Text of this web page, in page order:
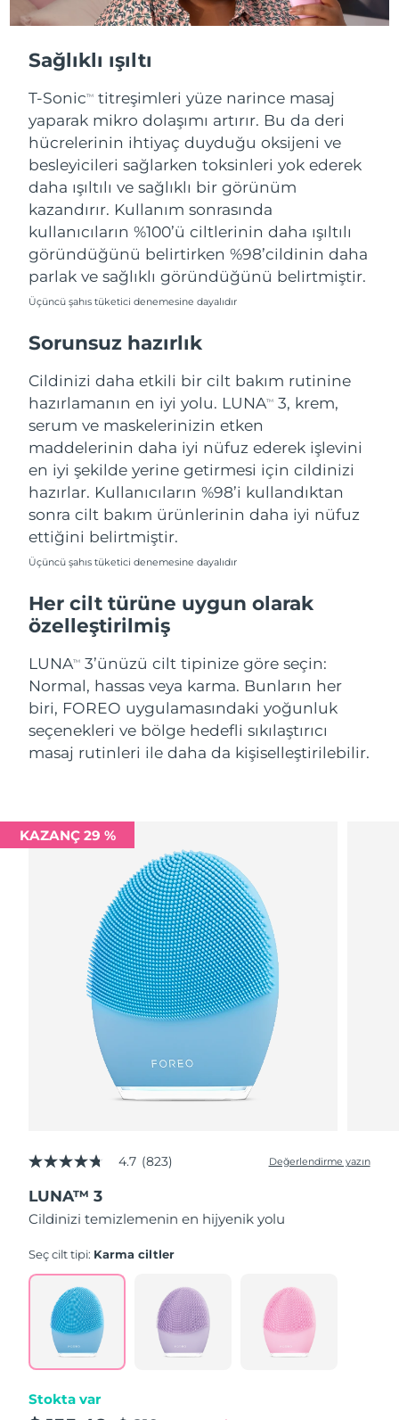
Sağlıklı ışıltı
T-SonicTM
titreşimleri yüze narince masaj
yaparak mikro dolaşımı artırır. Bu da deri
hücrelerinin ihtiyaç duyduğu oksijeni ve
besleyicileri sağlarken toksinleri yok ederek
daha ışıltılı ve sağlıklı bir görünüm
kazandırır. Kullanım sonrasında
kullanıcıların %100’ü ciltlerinin daha ışıltılı
göründüğünü belirtirken %98’cildinin daha
parlak ve sağlıklı göründüğünü belirtmiştir.
Üçüncü şahıs tüketici denemesine dayalıdır
Sorunsuz hazırlık
Cildinizi daha etkili bir cilt bakım rutinine
hazırlamanın en iyi yolu. LUNATM
3, krem,
serum ve maskelerinizin etken
maddelerinin daha iyi nüfuz ederek işlevini
en iyi şekilde yerine getirmesi için cildinizi
hazırlar. Kullanıcıların %98’i kullandıktan
sonra cilt bakım ürünlerinin daha iyi nüfuz
ettiğini belirtmiştir.
Üçüncü şahıs tüketici denemesine dayalıdır
Her cilt türüne uygun olarak
özelleştirilmiş
LUNATM
3’ünüzü cilt tipinize göre seçin:
Normal, hassas veya karma. Bunların her
biri, FOREO uygulamasındaki yoğunluk
seçenekleri ve bölge hedefli sıkılaştırıcı
masaj rutinleri ile daha da kişiselleştirilebilir.
KAZANÇ 29 %
5
4.7
yıldız,
ortalama
değeri.
823
Reviews.
Aynı
sayfa
bağlantısı.
4.7 (823) Değerlendirme yazın
LUNA™ 3
Cildinizi temizlemenin en hijyenik yolu
Seç cilt tipi: Karma ciltler
Stokta var
İspanya
Tahmini teslim tarihi
08/08/2026
İsveç
İsviçre
Tahmini teslim tarihi
08/08/2026
Tayvan
Tahmini teslim tarihi
Tayland
Tahmini teslim tarihi
12/08/2026
Türkiye
Tahmini teslim tarihi
Birleşik Arap
Emirlikleri
Birleşik Krallık
Tahmini teslim tarihi
08/08/2026
Amerika Birleşik
Devletleri
Tahmini teslim tarihi
09/08/2026
Özbekistan
Tahmini teslim tarihi
13/08/2026
Vietnam